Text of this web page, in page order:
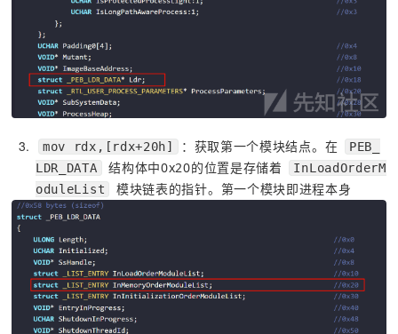
3 mov rdx,[rdx+20h] ：获取第一个模块结点。在
PEB_
LDR_DATA
结构体中0x20的位置是存储着
InLoadOrderM
oduleList
模块链表的指针。第一个模块即进程本身